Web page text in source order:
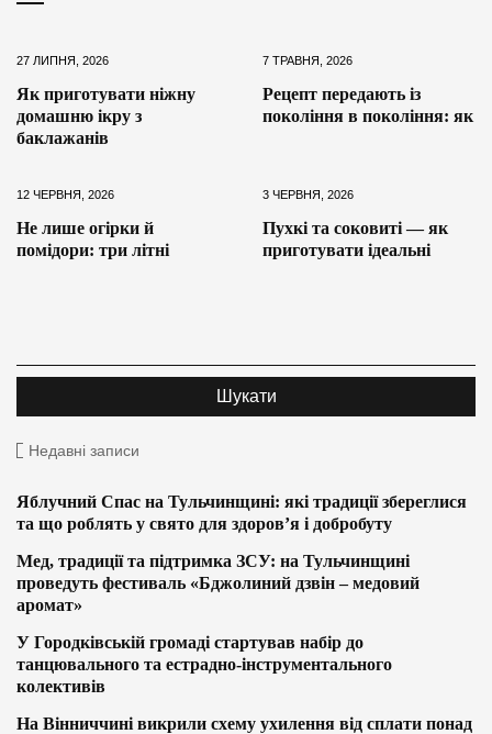
27 ЛИПНЯ, 2026
Як приготувати ніжну
домашню ікру з
баклажанів
7 ТРАВНЯ, 2026
Рецепт передають із
покоління в покоління: як
12 ЧЕРВНЯ, 2026
Не лише огірки й
помідори: три літні
3 ЧЕРВНЯ, 2026
Пухкі та соковиті — як
приготувати ідеальні
Недавні записи
Яблучний Спас на Тульчинщині: які традиції збереглися
та що роблять у свято для здоров’я і добробуту
Мед, традиції та підтримка ЗСУ: на Тульчинщині
проведуть фестиваль «Бджолиний дзвін – медовий
аромат»
У Городківській громаді стартував набір до
танцювального та естрадно-інструментального
колективів
На Вінниччині викрили схему ухилення від сплати понад